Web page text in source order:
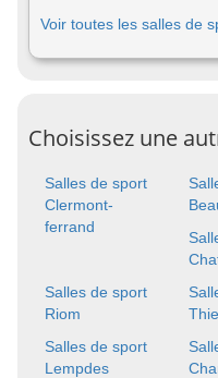
Voir toutes les salles de
Choisissez une
Salles de sport
Clermont-
ferrand
Salles de sport
Riom
Salles de sport
Lempdes